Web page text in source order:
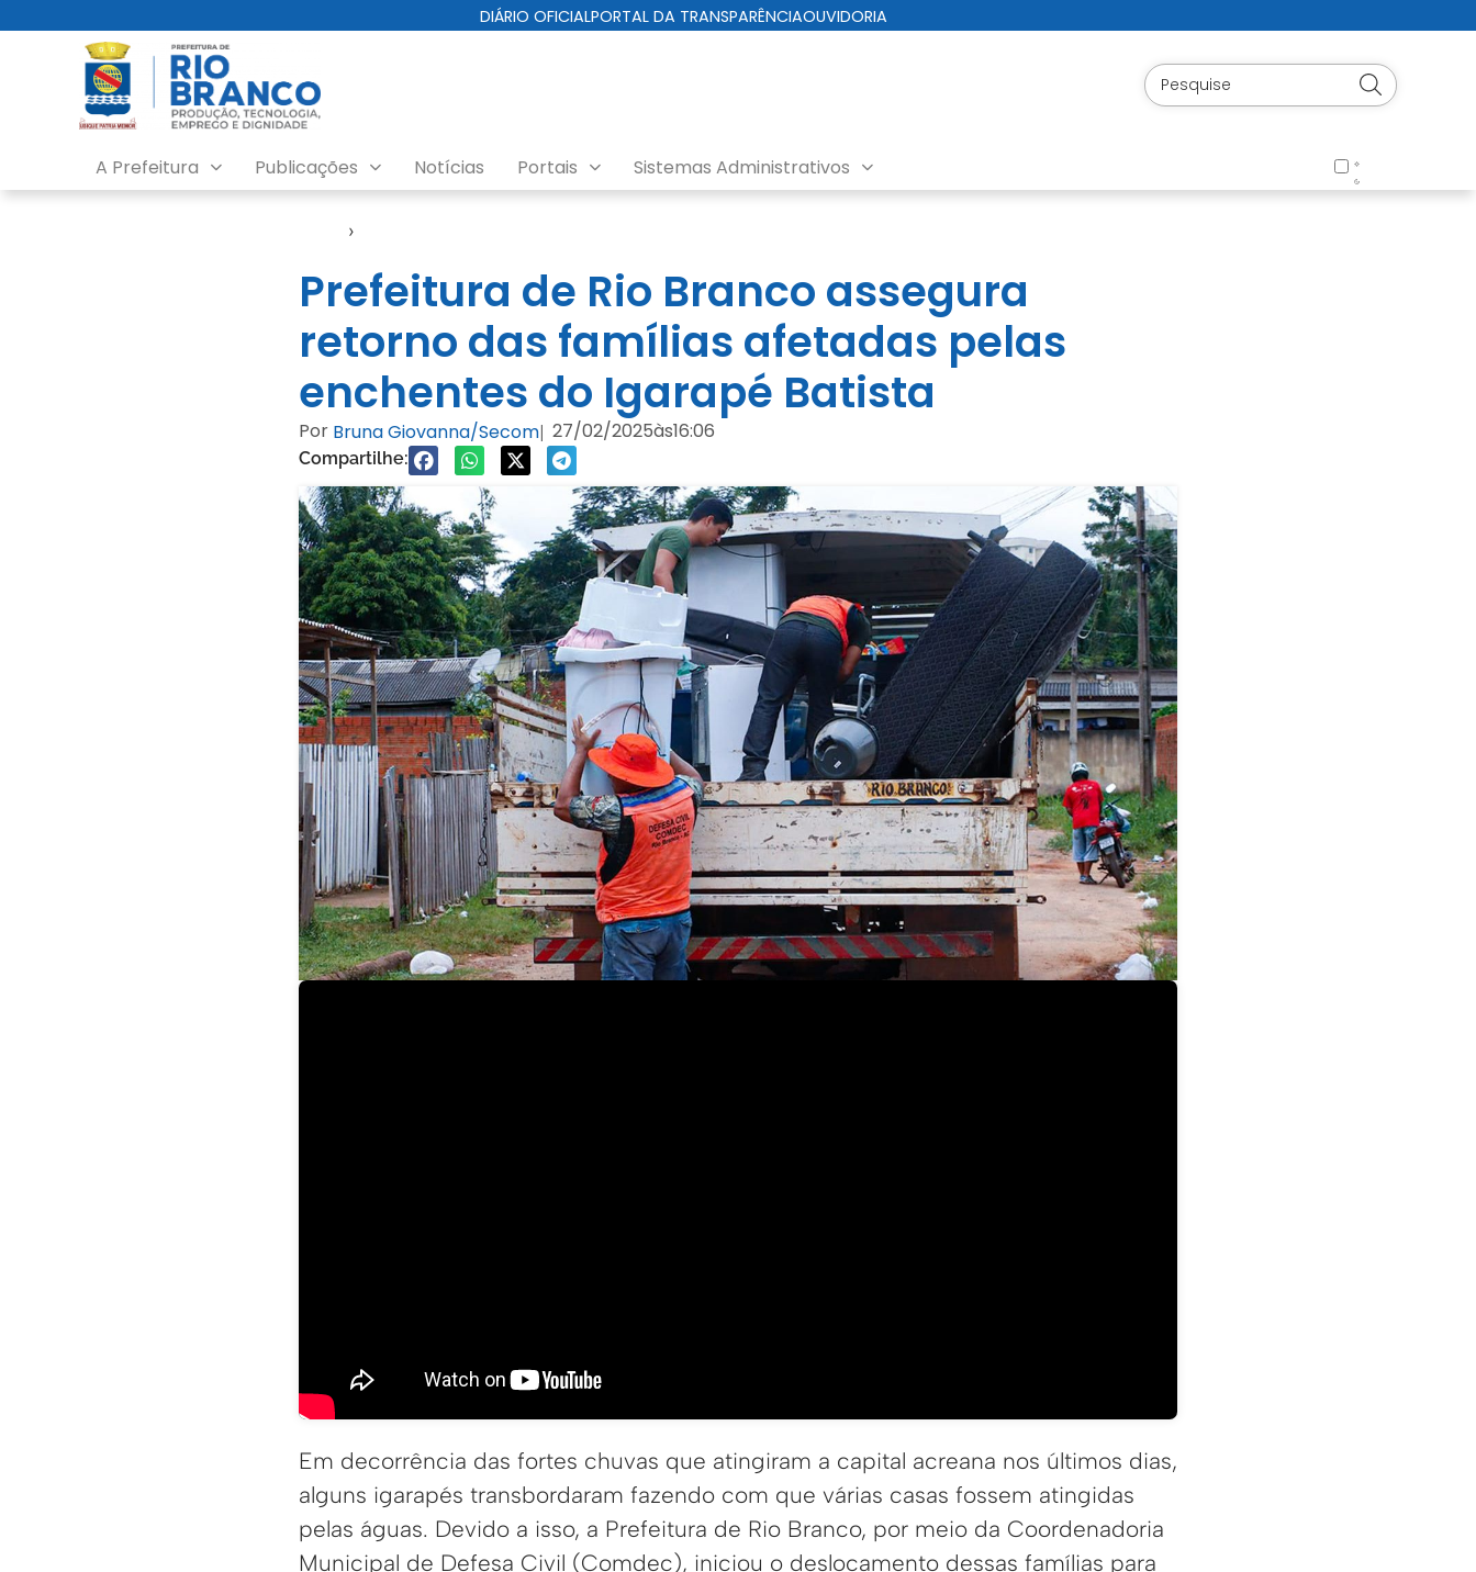
DIÁRIO OFICIALPORTAL DA TRANSPARÊNCIAOUVIDORIA
A Prefeitura Publicações Notícias Portais Sistemas Administrativos
›
Prefeitura de Rio Branco assegura
retorno das famílias afetadas pelas
enchentes do Igarapé Batista
Por Bruna Giovanna/Secom| 27/02/2025às16:06
Compartilhe:
Em decorrência das fortes chuvas que atingiram a capital acreana nos últimos dias,
alguns igarapés transbordaram fazendo com que várias casas fossem atingidas
pelas águas. Devido a isso, a Prefeitura de Rio Branco, por meio da Coordenadoria
Municipal de Defesa Civil (Comdec), iniciou o deslocamento dessas famílias para